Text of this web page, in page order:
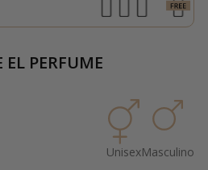
EL PERFUME
UnisexMasculino